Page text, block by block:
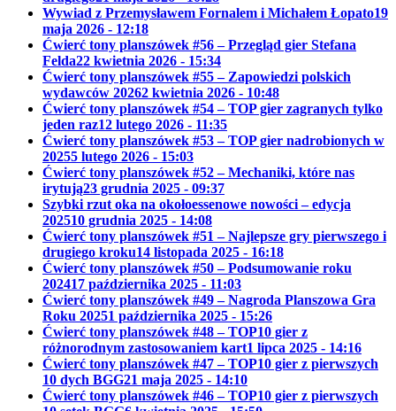
Wywiad z Przemysławem Fornalem i Michałem Łopato19
maja 2026 - 12:18
Ćwierć tony planszówek #56 – Przegląd gier Stefana
Felda22 kwietnia 2026 - 15:34
Ćwierć tony planszówek #55 – Zapowiedzi polskich
wydawców 20262 kwietnia 2026 - 10:48
Ćwierć tony planszówek #54 – TOP gier zagranych tylko
jeden raz12 lutego 2026 - 11:35
Ćwierć tony planszówek #53 – TOP gier nadrobionych w
20255 lutego 2026 - 15:03
Ćwierć tony planszówek #52 – Mechaniki, które nas
irytują23 grudnia 2025 - 09:37
Szybki rzut oka na okołoessenowe nowości – edycja
202510 grudnia 2025 - 14:08
Ćwierć tony planszówek #51 – Najlepsze gry pierwszego i
drugiego kroku14 listopada 2025 - 16:18
Ćwierć tony planszówek #50 – Podsumowanie roku
202417 października 2025 - 11:03
Ćwierć tony planszówek #49 – Nagroda Planszowa Gra
Roku 20251 października 2025 - 15:26
Ćwierć tony planszówek #48 – TOP10 gier z
różnorodnym zastosowaniem kart1 lipca 2025 - 14:16
Ćwierć tony planszówek #47 – TOP10 gier z pierwszych
10 dych BGG21 maja 2025 - 14:10
Ćwierć tony planszówek #46 – TOP10 gier z pierwszych